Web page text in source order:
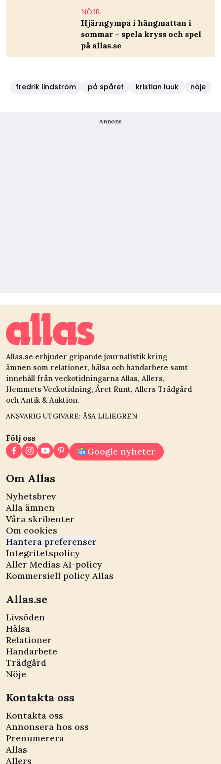
NÖJE
Hjärngympa i hängmattan i
sommar – spela kryss och spel
på allas.se
fredrik lindström på spåret kristian luuk nöje
Annons
Allas.se erbjuder gripande journalistik kring
ämnen som relationer, hälsa och handarbete samt
innehåll från veckotidningarna Allas, Allers,
Hemmets Veckotidning, Året Runt, Allers Trädgård
och Antik & Auktion.
ANSVARIG UTGIVARE: ÅSA LILIEGREN
Följ oss
Google nyheter
Om Allas
Nyhetsbrev
Alla ämnen
Våra skribenter
Om cookies
Hantera preferenser
Integritetspolicy
Aller Medias AI-policy
Kommersiell policy Allas
Allas.se
Livsöden
Hälsa
Relationer
Handarbete
Trädgård
Nöje
Kontakta oss
Kontakta oss
Annonsera hos oss
Prenumerera
Allas
Allers